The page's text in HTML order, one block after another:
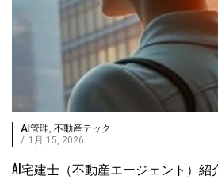
AI管理, 不動産テック
/ 1月 15, 2026
AI宅建士（不動産エージェント）紹